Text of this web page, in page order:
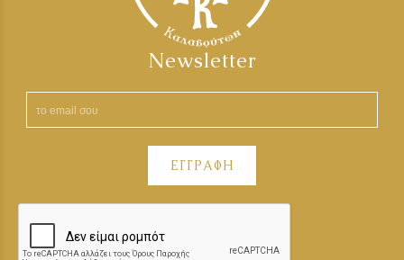
Newsletter
ΕΓΓΡΑΦΗ